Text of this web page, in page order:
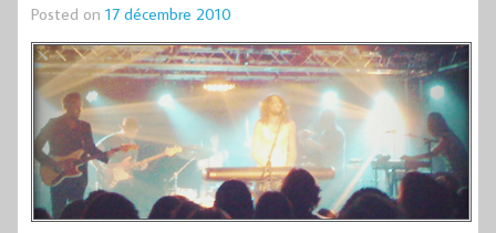
Posted on 17 décembre 2010